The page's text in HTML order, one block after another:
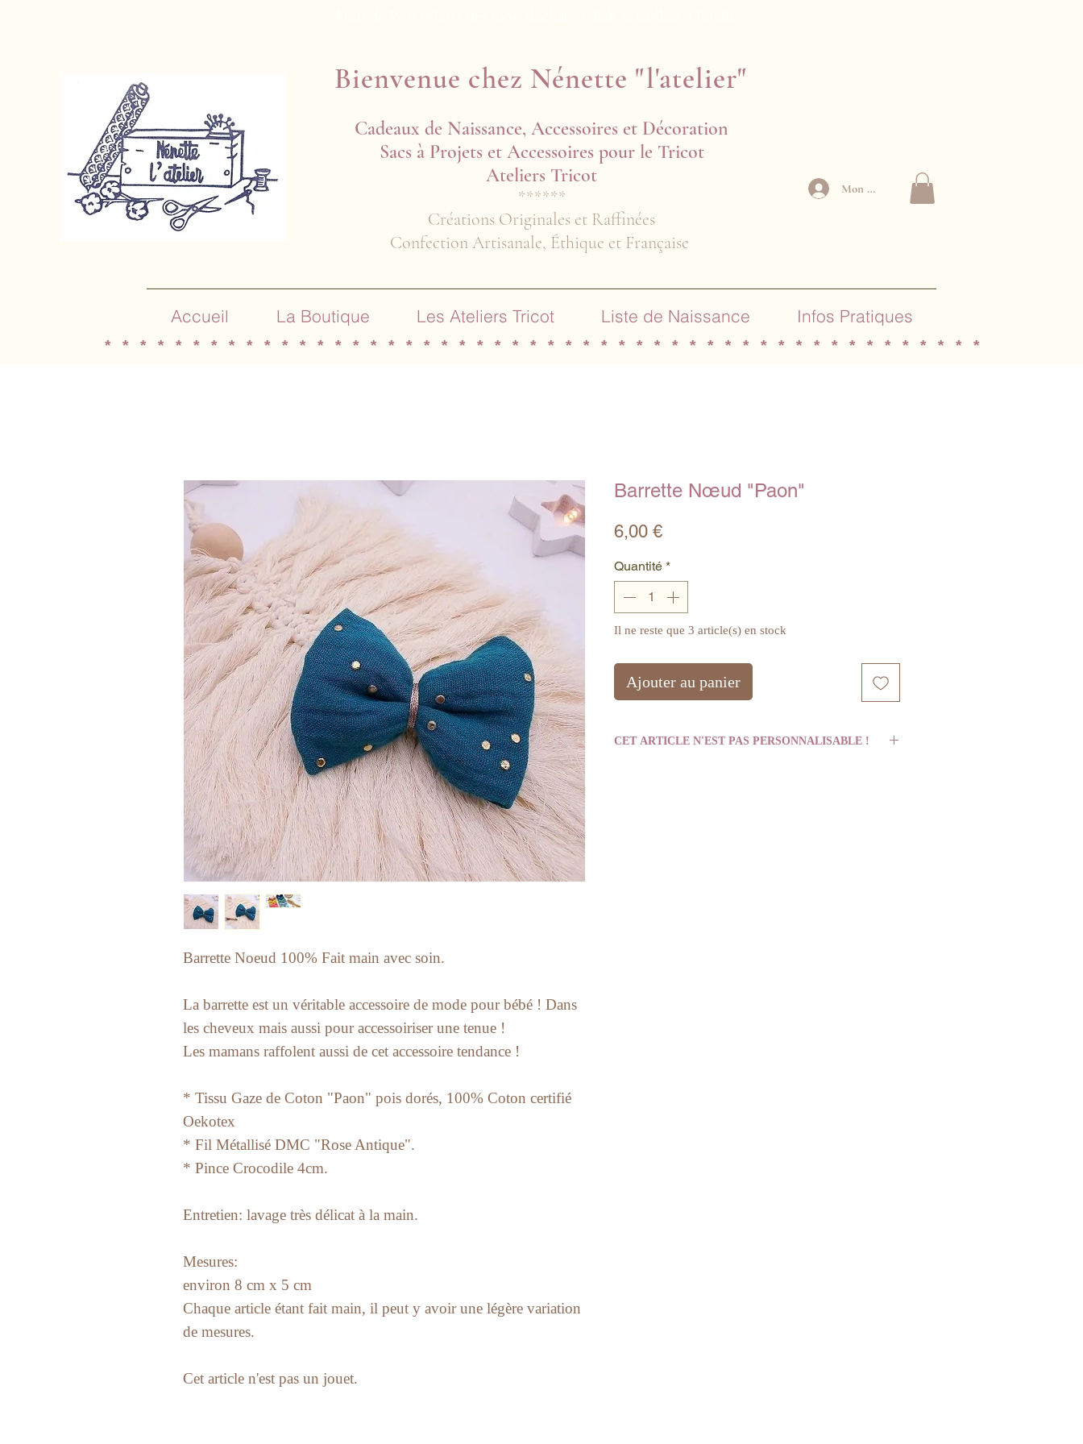
Bienvenue chez Nénette "l'atelier"
Cadeaux de Naissance, Accessoires et Décoration
Sacs à Projets et Accessoires pour le Tricot
Ateliers Tricot​​
******
Créations Originales et Raffinées
Confection Artisanale, Éthique et Française
Mon Compte
Accueil La Boutique Les Ateliers Tricot Liste de Naissance Infos Pratiques
* * * * * * * * * * * * * * * * * * * * * * * * * * * * * * * * * * * * * * * * * * * * * * * * * *
Barrette Noeud 100% Fait main avec soin.
La barrette est un véritable accessoire de mode pour bébé ! Dans
les cheveux mais aussi pour accessoiriser une tenue !
Les mamans raffolent aussi de cet accessoire tendance !
* Tissu Gaze de Coton "Paon" pois dorés, 100% Coton certifié
Oekotex
* Fil Métallisé DMC "Rose Antique".
* Pince Crocodile 4cm.
Entretien: lavage très délicat à la main.
Mesures:
environ 8 cm x 5 cm
Chaque article étant fait main, il peut y avoir une légère variation
de mesures.
Cet article n'est pas un jouet.
Barrette Nœud "Paon"
6,00 €Prix
Quantité *
Il ne reste que 3 article(s) en stock
Ajouter au panier
CET ARTICLE N'EST PAS PERSONNALISABLE !